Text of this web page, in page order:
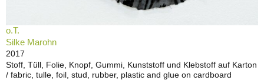
o.T.
Silke Marohn
2017
Stoff, Tüll, Folie, Knopf, Gummi, Kunststoff und Klebstoff auf Karton
/ fabric, tulle, foil, stud, rubber, plastic and glue on cardboard